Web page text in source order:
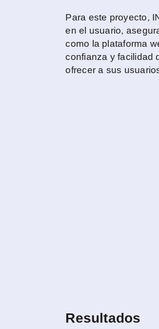
Para este proyecto,
en el usuario,
como la plataforma
confianza y facilidad
ofrecer a sus
Resultados